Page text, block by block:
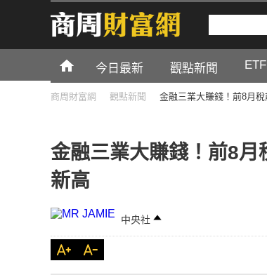
今日最新 觀點新聞 ETF
商周財富網 觀點新聞 金融三業大賺錢！前8月
金融三業大賺錢！前8
新高
中央社